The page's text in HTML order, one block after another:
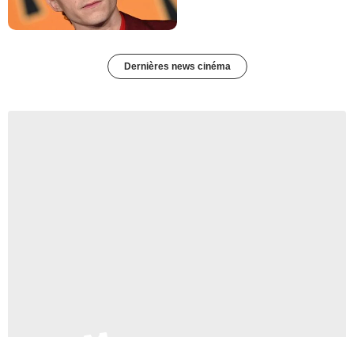
Dernières news cinéma